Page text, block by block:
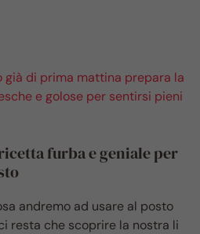
già di prima mattina prepara la
e golose per sentirsi pieni
furba e geniale per
andremo ad usare al posto
resta che scoprire la nostra li